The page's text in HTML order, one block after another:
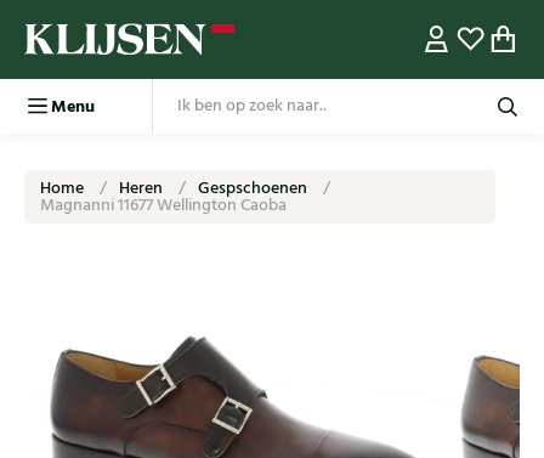
Menu
Home Heren Gespschoenen
Magnanni 11677 Wellington Caoba